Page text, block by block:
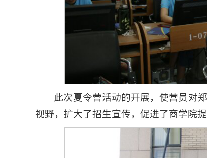
此次夏令营活动的开展，使营员对
视野，扩大了招生宣传，促进了商学院